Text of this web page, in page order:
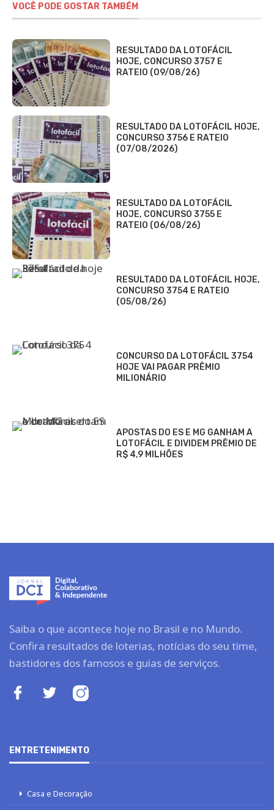
VOCÊ PODE GOSTAR TAMBÉM
RESULTADO DA LOTOFÁCIL
HOJE, CONCURSO 3757 E
RATEIO (09/08/26)
RESULTADO DA LOTOFÁCIL HOJE,
CONCURSO 3756 E RATEIO
(07/08/2026)
RESULTADO DA LOTOFÁCIL
HOJE, CONCURSO 3755 E
RATEIO (06/08/26)
RESULTADO DA LOTOFÁCIL HOJE,
CONCURSO 3754 E RATEIO
(05/08/26)
CONCURSO DA LOTOFÁCIL 3754
HOJE VAI PAGAR PRÊMIO
MILIONÁRIO
APOSTAS DO ES E MG GANHAM A
LOTOFÁCIL E DIVIDEM PRÊMIO DE
R$ 4,9 MILHÕES
Saiba o que acontece hoje no Brasil e no Mundo.
Confira resultados de loterias, notícias do seu time,
bastidores dos famosos e guias de serviços.
ENTRETENIMENTO
Casa e Decoração